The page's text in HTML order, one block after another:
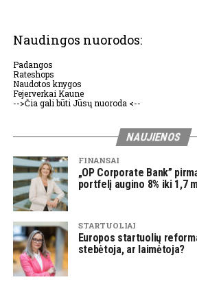
Naudingos nuorodos:
Padangos
Rateshops
Naudotos knygos
Fejerverkai Kaune
-->Čia gali būti Jūsų nuoroda <--
NAUJIENOS
FINANSAI
„OP Corporate Bank”
portfelį augino 8% iki 1,7
STARTUOLIAI
Europos startuolių
stebėtoja, ar laimėtoja?